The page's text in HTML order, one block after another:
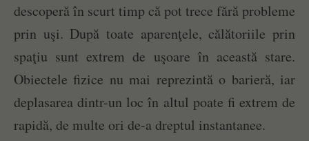
descoperă în scurt timp că pot trece fără probleme
prin uşi. După toate aparenţele, călătoriile prin
spaţiu sunt extrem de uşoare în această stare.
Obiectele fizice nu mai reprezintă o barieră, iar
deplasarea dintr-un loc în altul poate fi extrem de
rapidă, de multe ori de-a dreptul instantanee.